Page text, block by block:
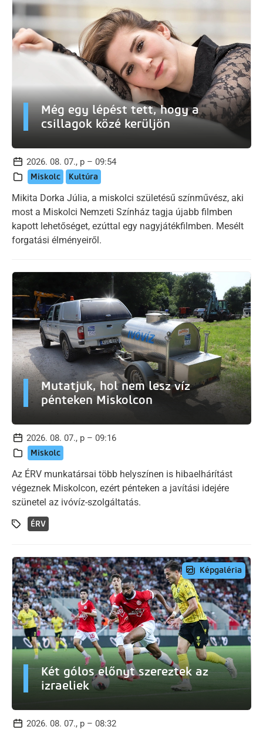
Még egy lépést tett, hogy a
csillagok közé kerüljön
2026. 08. 07., p – 09:54
Miskolc Kultúra
Mikita Dorka Júlia, a miskolci születésű színművész, aki
most a Miskolci Nemzeti Színház tagja újabb filmben
kapott lehetőséget, ezúttal egy nagyjátékfilmben. Mesélt
forgatási élményeiről.
Mutatjuk, hol nem lesz víz
pénteken Miskolcon
2026. 08. 07., p – 09:16
Miskolc
Az ÉRV munkatársai több helyszínen is hibaelhárítást
végeznek Miskolcon, ezért pénteken a javítási idejére
szünetel az ivóvíz-szolgáltatás.
ÉRV
Képgaléria
Két gólos előnyt szereztek az
izraeliek
2026. 08. 07., p – 08:32